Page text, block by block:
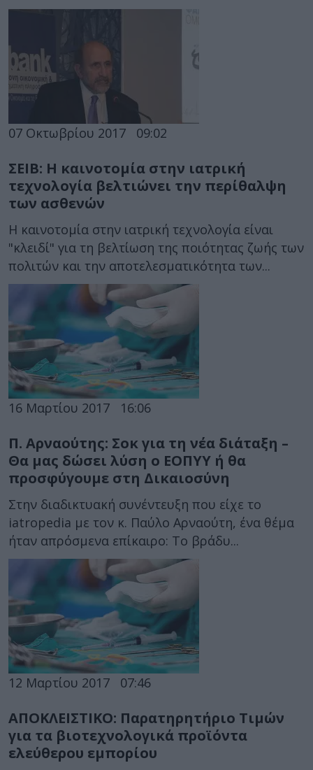
07 Οκτωβρίου 2017 09:02
ΣΕΙΒ: Η καινοτομία στην ιατρική
τεχνολογία βελτιώνει την περίθαλψη
των ασθενών
Η καινοτομία στην ιατρική τεχνολογία είναι
"κλειδί" για τη βελτίωση της ποιότητας ζωής των
πολιτών και την αποτελεσματικότητα των...
16 Μαρτίου 2017 16:06
Π. Αρναούτης: Σοκ για τη νέα διάταξη –
Θα μας δώσει λύση ο ΕΟΠΥΥ ή θα
προσφύγουμε στη Δικαιοσύνη
Στην διαδικτυακή συνέντευξη που είχε το
iatropedia με τον κ. Παύλο Αρναούτη, ένα θέμα
ήταν απρόσμενα επίκαιρο: Το βράδυ...
12 Μαρτίου 2017 07:46
ΑΠΟΚΛΕΙΣΤΙΚΟ: Παρατηρητήριο Τιμών
για τα βιοτεχνολογικά προϊόντα
ελεύθερου εμπορίου